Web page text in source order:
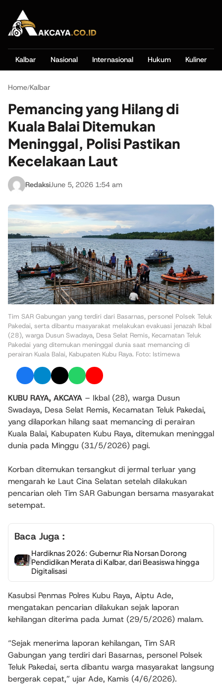
Kalbar Nasional Internasional Hukum Kuliner
Home/Kalbar
Pemancing yang Hilang di
Kuala Balai Ditemukan
Meninggal, Polisi Pastikan
Kecelakaan Laut
RedaksiJune 5, 2026 1:54 am
Tim SAR Gabungan yang terdiri dari Basarnas, personel Polsek Teluk
Pakedai, serta dibantu masyarakat melakukan evakuasi jenazah Ikbal
(28), warga Dusun Swadaya, Desa Selat Remis, Kecamatan Teluk
Pakedai yang ditemukan meninggal dunia saat memancing di
perairan Kuala Balai, Kabupaten Kubu Raya. Foto: Istimewa
KUBU RAYA, AKCAYA – Ikbal (28), warga Dusun
Swadaya, Desa Selat Remis, Kecamatan Teluk Pakedai,
yang dilaporkan hilang saat memancing di perairan
Kuala Balai, Kabupaten Kubu Raya, ditemukan meninggal
dunia pada Minggu (31/5/2026) pagi.
Korban ditemukan tersangkut di jermal terluar yang
mengarah ke Laut Cina Selatan setelah dilakukan
pencarian oleh Tim SAR Gabungan bersama masyarakat
setempat.
Baca Juga :
Hardiknas 2026: Gubernur Ria Norsan Dorong
Pendidikan Merata di Kalbar, dari Beasiswa hingga
Digitalisasi
Kasubsi Penmas Polres Kubu Raya, Aiptu Ade,
mengatakan pencarian dilakukan sejak laporan
kehilangan diterima pada Jumat (29/5/2026) malam.
“Sejak menerima laporan kehilangan, Tim SAR
Gabungan yang terdiri dari Basarnas, personel Polsek
Teluk Pakedai, serta dibantu warga masyarakat langsung
bergerak cepat,” ujar Ade, Kamis (4/6/2026).